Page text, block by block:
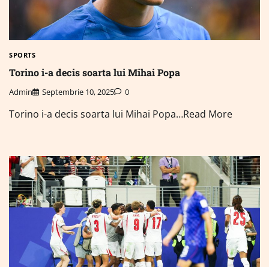
SPORTS
Torino i-a decis soarta lui Mihai Popa
Admin Septembrie 10, 2025 0
Torino i-a decis soarta lui Mihai Popa…Read More